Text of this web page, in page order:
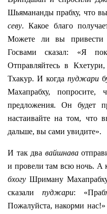
Шьямананды прабху, что вы
севу. Какое благо
Можете ли вы
Госвами сказал: «Я
Отправляйтесь в
Тхакур. И когда пуджари
Махапрабху,
предложения. Он будет
настаивайте на том, что
дальше, вы сами увидите».
И так два вайшнава
и провели там всю ночь. А
бхогу Шриману
сказали пуджари:
Пожалуйста, накорми